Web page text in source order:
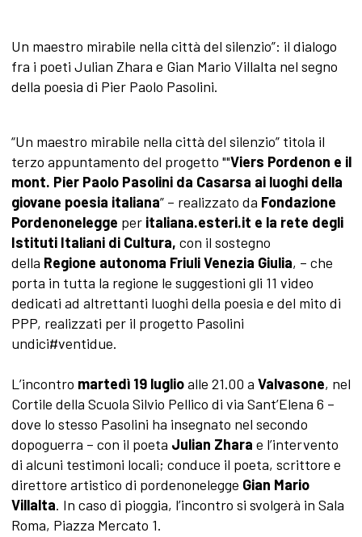
Un maestro mirabile nella città del silenzio”: il dialogo
fra i poeti Julian Zhara e Gian Mario Villalta nel segno
della poesia di Pier Paolo Pasolini.
“Un maestro mirabile nella città del silenzio” titola il
terzo appuntamento del progetto ""Viers Pordenon e il
mont. Pier Paolo Pasolini da Casarsa ai luoghi della
giovane poesia italiana” – realizzato da Fondazione
Pordenonelegge per italiana.esteri.it e la rete degli
Istituti Italiani di Cultura, con il sostegno
della Regione autonoma Friuli Venezia Giulia, – che
porta in tutta la regione le suggestioni gli 11 video
dedicati ad altrettanti luoghi della poesia e del mito di
PPP, realizzati per il progetto Pasolini
undici#ventidue.
L’incontro martedì 19 luglioalle 21.00 a Valvasone, nel
Cortile della Scuola Silvio Pellico di via Sant’Elena 6 –
dove lo stesso Pasolini ha insegnato nel secondo
dopoguerra – con il poeta Julian Zhara e l’intervento
di alcuni testimoni locali; conduce il poeta, scrittore e
direttore artistico di pordenonelegge Gian Mario
Villalta. In caso di pioggia, l’incontro si svolgerà in Sala
Roma, Piazza Mercato 1.